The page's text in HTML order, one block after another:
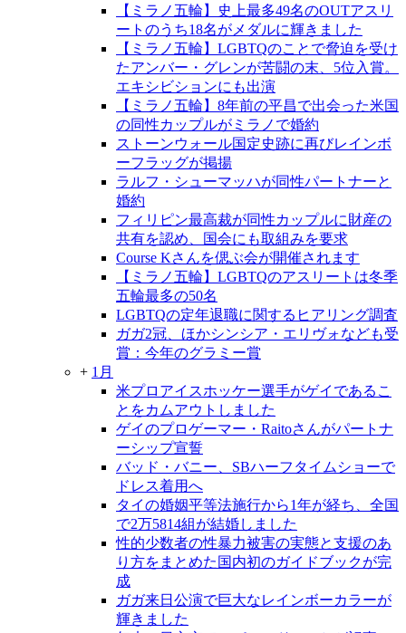
【ミラノ五輪】史上最多49名のOUTアスリ
ートのうち18名がメダルに輝きました
【ミラノ五輪】LGBTQのことで脅迫を受け
たアンバー・グレンが苦闘の末、5位入賞。
エキシビションにも出演
【ミラノ五輪】8年前の平昌で出会った米国
の同性カップルがミラノで婚約
ストーンウォール国定史跡に再びレインボ
ーフラッグが掲揚
ラルフ・シューマッハが同性パートナーと
婚約
フィリピン最高裁が同性カップルに財産の
共有を認め、国会にも取組みを要求
Course Kさんを偲ぶ会が開催されます
【ミラノ五輪】LGBTQのアスリートは冬季
五輪最多の50名
LGBTQの定年退職に関するヒアリング調査
ガガ2冠、ほかシンシア・エリヴォなども受
賞：今年のグラミー賞
+ 1月
米プロアイスホッケー選手がゲイであるこ
とをカムアウトしました
ゲイのプロゲーマー・Raitoさんがパートナ
ーシップ宣誓
バッド・バニー、SBハーフタイムショーで
ドレス着用へ
タイの婚姻平等法施行から1年が経ち、全国
で2万5814組が結婚しました
性的少数者の性暴力被害の実態と支援のあ
り方をまとめた国内初のガイドブックが完
成
ガガ来日公演で巨大なレインボーカラーが
輝きました